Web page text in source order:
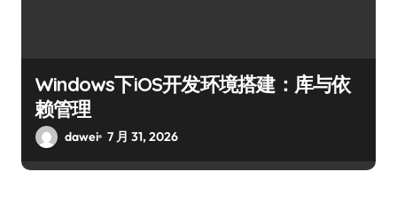
Windows下iOS开发环境搭建：库与依
赖管理
dawei 7 月 31, 2026